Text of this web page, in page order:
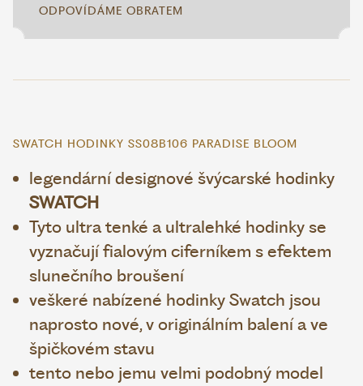
ODPOVÍDÁME OBRATEM
SWATCH HODINKY SS08B106 PARADISE BLOOM
legendární designové švýcarské hodinky
SWATCH
Tyto ultra tenké a ultralehké hodinky se
vyznačují fialovým ciferníkem s efektem
slunečního broušení
veškeré nabízené hodinky Swatch jsou
naprosto nové, v originálním balení a ve
špičkovém stavu
tento nebo jemu velmi podobný model